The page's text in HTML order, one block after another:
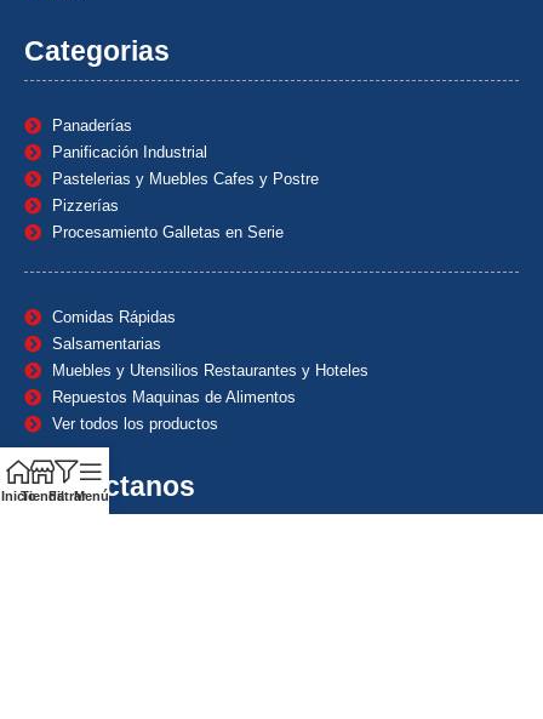
Categorias
Panaderías
Panificación Industrial
Pastelerias y Muebles Cafes y Postre
Pizzerías
Procesamiento Galletas en Serie
Comidas Rápidas
Salsamentarias
Muebles y Utensilios Restaurantes y Hoteles
Repuestos Maquinas de Alimentos
Ver todos los productos
Contáctanos
InicioTiendaFiltrarMenú